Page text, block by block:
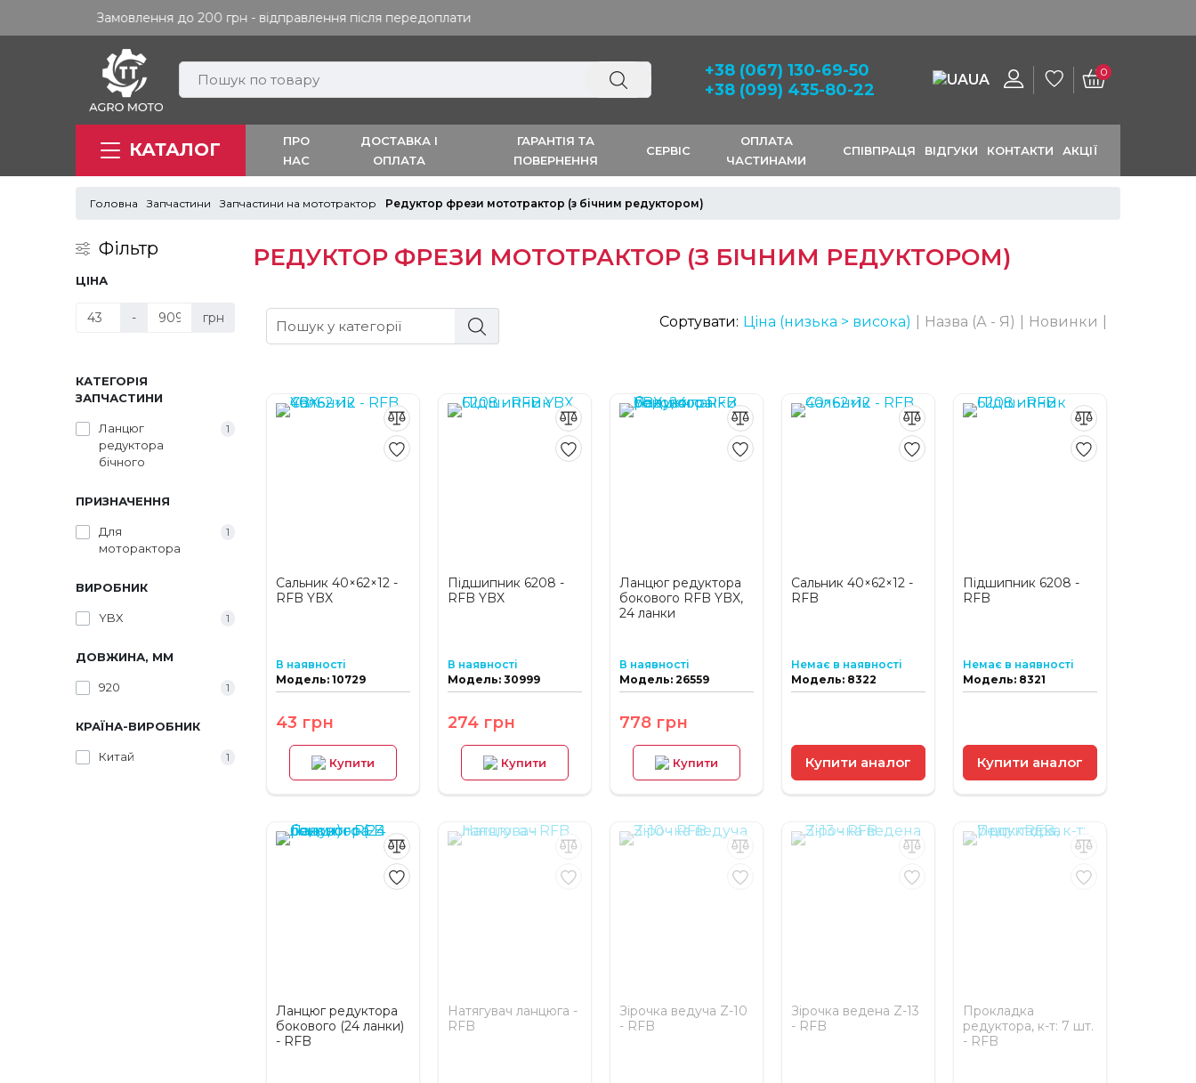
+38 (067) 130-69-50
+38 (099) 435-80-22
UA 0
КАТАЛОГ
ПРО
НАС
ДОСТАВКА І
ОПЛАТА
ГАРАНТІЯ ТА
ПОВЕРНЕННЯ
СЕРВІС
ОПЛАТА
ЧАСТИНАМИ
СПІВПРАЦЯ ВІДГУКИ КОНТАКТИ АКЦІЇ
Головна Запчастини Запчастини на мототрактор Редуктор фрези мототрактор (з бічним редуктором)
Фільтр
ЦІНА
- грн
КАТЕГОРІЯ
ЗАПЧАСТИНИ
Ланцюг
редуктора
бічного
1
ПРИЗНАЧЕННЯ
Для
моторактора
1
ВИРОБНИК
YBX 1
ДОВЖИНА, ММ
920 1
КРАЇНА-ВИРОБНИК
Китай 1
РЕДУКТОР ФРЕЗИ МОТОТРАКТОР (З БІЧНИМ РЕДУКТОРОМ)
Сортувати: Ціна (низька > висока) Назва (А - Я) Новинки
Сальник 40×62×12 -
RFB YBX
В наявності
Модель: 10729
43 грн
Купити
Підшипник 6208 -
RFB YBX
В наявності
Модель: 30999
274 грн
Купити
Ланцюг редуктора
бокового RFB YBX,
24 ланки
В наявності
Модель: 26559
778 грн
Купити
Сальник 40×62×12 -
RFB
Немає в наявності
Модель: 8322
Купити аналог
Підшипник 6208 -
RFB
Немає в наявності
Модель: 8321
Купити аналог
Ланцюг редуктора
бокового (24 ланки)
- RFB
Натягувач ланцюга -
RFB
Зірочка ведуча Z-10
- RFB
Зірочка ведена Z-13
- RFB
Прокладка
редуктора, к-т: 7 шт.
- RFB